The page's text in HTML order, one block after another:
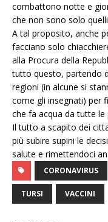
combattono notte e
che non sono solo
A tal proposito, anche
facciano solo
alla Procura della
tutto questo, partendo
regioni (in alcune si
come gli insegnati) per
che fa acqua da tutte le
Il tutto a scapito dei
più subire supini le
salute e rimettendoci
CORONAVIRUS
TURSI VACCINI